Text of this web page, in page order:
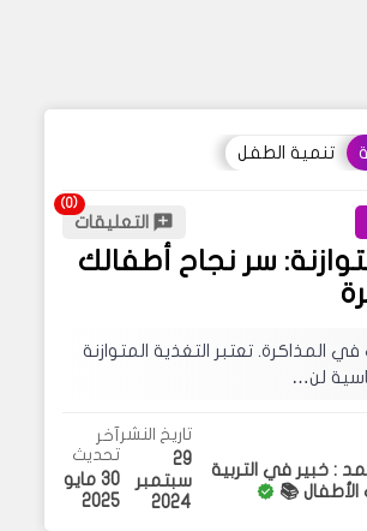
تنمية الطفل
التعليقات
سر نجاح أطفالك
المذاكرة. تعتبر التغذية المتوازنة
لن…
: خبير في التربية
الأطفال 📚
تاريخ النشر
29
سبتمبر
2024
آخر
تحديث
30 مايو
2025